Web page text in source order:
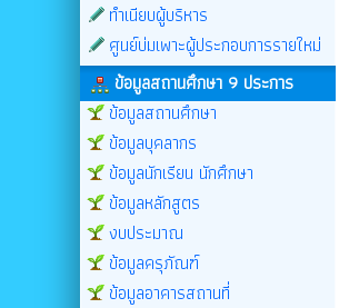
ทำเนียบผู้บริหาร
ศูนย์บ่มเพาะผู้ประกอบการรายใหม่
ข้อมูลสถานศึกษา 9 ประการ
ข้อมูลสถานศึกษา
ข้อมูลบุคลากร
ข้อมูลนักเรียน นักศึกษา
ข้อมูลหลักสูตร
งบประมาณ
ข้อมูลครุภัณฑ์
ข้อมูลอาคารสถานที่